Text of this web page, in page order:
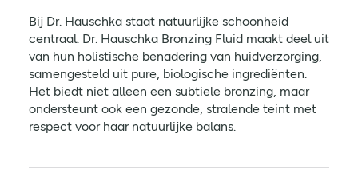
Bij Dr. Hauschka staat natuurlijke schoonheid
centraal. Dr. Hauschka Bronzing Fluid maakt deel uit
van hun holistische benadering van huidverzorging,
samengesteld uit pure, biologische ingrediënten.
Het biedt niet alleen een subtiele bronzing, maar
ondersteunt ook een gezonde, stralende teint met
respect voor haar natuurlijke balans.